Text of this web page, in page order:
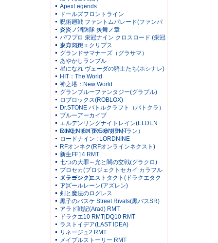
ApexLegends
ドールズフロントライン
呪術廻戦 ファントムパレード(ファンパ
レ)
炎炎ノ消防隊 炎舞ノ章
パワプロ 栄冠ナイン クロスロード (栄冠
クロス)
東方幻想エクリプス
グランドサマナーズ（グラサマ）
あやかしランブル
星になれ ヴェーダの騎士たち(ホシナレ)
HIT：The World
神之塔：New World
グランブルーファンタジー(グラブル)
ロブロックス(ROBLOX)
Dr.STONE バトルクラフト（バトクラ）
ブルーアーカイブ
エルデンリングナイトレイン(ELDEN
RING NIGHTREIGN)RMT
CoA(クリスタルオブアトラン）
ロードナイン : LORDNINE
RFオンネク(RFオンラインネクスト)
新生FF14 RMT
七つの大罪～光と闇の交戦(グラクロ)
プロセカ(プロジェクトセカイ カラフル
ステージ！)
ドラゴンクエストタクト(ドラクエタク
ト)
アズールレーン(アズレン)
剣と魔法のログレス
黒子のバスケ Street Rivals(黒バスSR)
アラド戦記(Arad) RMT
ドラクエ10 RMT|DQ10 RMT
ラストイデア(LAST IDEA)
リネージュ2 RMT
メイプルストーリー RMT